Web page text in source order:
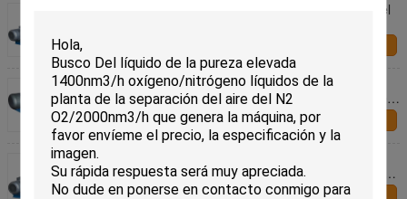
L./h industrial 0.02-1.6MPa de la bomba 5-1200 del
Flujo grande LCO2/color industrial del azul de la
bomba del líquido criogénico del equipo del gas del
GASERO
Bomba industrial azul 5-6000L/h del líquido
criogénico del dióxido de carbono del equipo del gas
del color Lo2